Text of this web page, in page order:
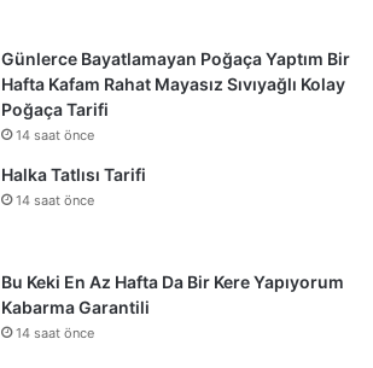
Günlerce Bayatlamayan Poğaça Yaptım Bir
Hafta Kafam Rahat Mayasız Sıvıyağlı Kolay
Poğaça Tarifi
14 saat önce
Halka Tatlısı Tarifi
14 saat önce
Bu Keki En Az Hafta Da Bir Kere Yapıyorum
Kabarma Garantili
14 saat önce